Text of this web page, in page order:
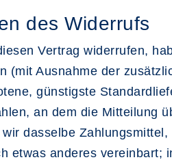
des Widerrufs
Vertrag widerrufen,
(mit Ausnahme der
günstigste
an dem die Mitteilung
dasselbe
etwas anderes vereinbart;